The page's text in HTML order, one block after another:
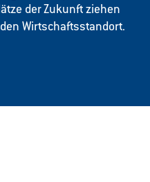
der Zukunft ziehen
Wirtschaftsstandort.